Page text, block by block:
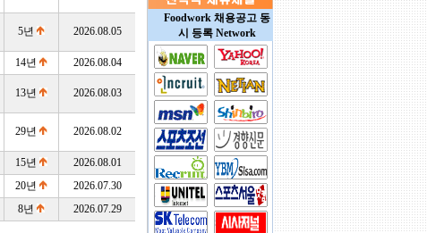
5년 2026.08.05
14년 2026.08.04
13년 2026.08.03
29년 2026.08.02
15년
2026.08.01
20년
2026.07.30
8년 2026.07.29
Foodwork 채용공고 동
시 등록 Network